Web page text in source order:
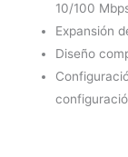
10/100
Expansión
Diseño